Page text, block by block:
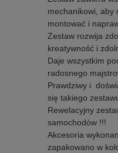
mechanikowi, aby
montować i
Zestaw rozwija
kreatywność i
Daje wszystkim
radosnego
Prawdziwy i
się takiego
Rewelacyjny
samochodów !!!
Akcesoria
zapakowano w